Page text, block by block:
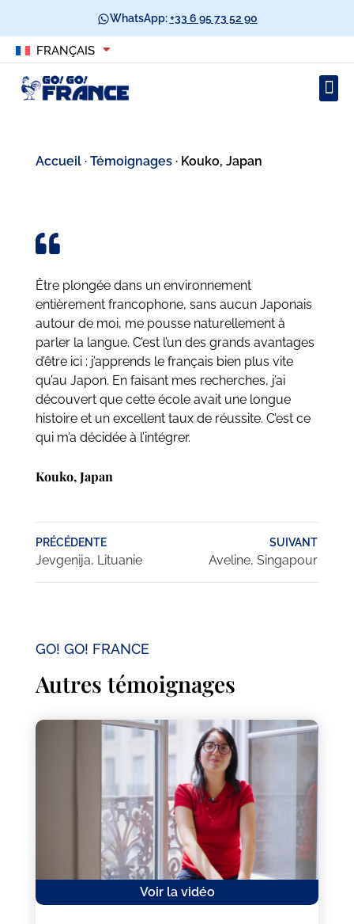
WhatsApp:+33 6 95 73 52 90
FRANÇAIS
Accueil· Témoignages· Kouko, Japan
Être plongée dans un environnement
entièrement francophone, sans aucun Japonais
autour de moi, me pousse naturellement à
parler la langue. C’est l’un des grands avantages
d’être ici : j’apprends le français bien plus vite
qu’au Japon. En faisant mes recherches, j’ai
découvert que cette école avait une longue
histoire et un excellent taux de réussite. C’est ce
qui m’a décidée à l’intégrer.
Kouko, Japan
PRÉCÉDENTE
Jevgenija, Lituanie
SUIVANT
Aveline, Singapour
GO! GO! FRANCE
Autres témoignages
Voir la vidéo